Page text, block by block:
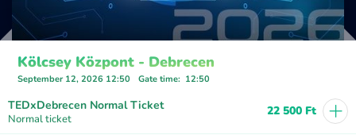
Kölcsey Központ - Debrecen
September 12, 2026 12:50 Gate time: 12:50
TEDxDebrecen Normal Ticket
Normal ticket
22 500 Ft +